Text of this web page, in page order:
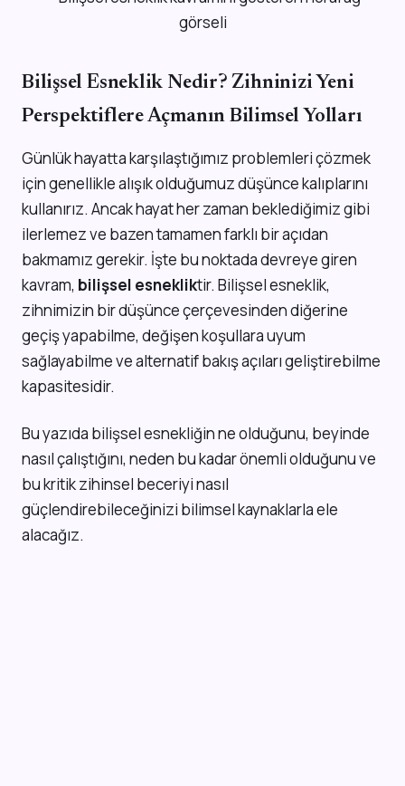
Bilişsel Esneklik Nedir? Zihninizi Yeni
Perspektiflere Açmanın Bilimsel Yolları
Günlük hayatta karşılaştığımız problemleri çözmek
için genellikle alışık olduğumuz düşünce kalıplarını
kullanırız. Ancak hayat her zaman beklediğimiz gibi
ilerlemez ve bazen tamamen farklı bir açıdan
bakmamız gerekir. İşte bu noktada devreye giren
kavram, bilişsel esnekliktir. Bilişsel esneklik,
zihnimizin bir düşünce çerçevesinden diğerine
geçiş yapabilme, değişen koşullara uyum
sağlayabilme ve alternatif bakış açıları geliştirebilme
kapasitesidir.
Bu yazıda bilişsel esnekliğin ne olduğunu, beyinde
nasıl çalıştığını, neden bu kadar önemli olduğunu ve
bu kritik zihinsel beceriyi nasıl
güçlendirebileceğinizi bilimsel kaynaklarla ele
alacağız.